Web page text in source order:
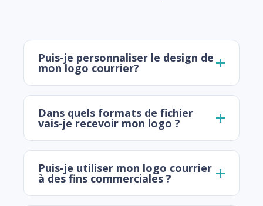
Puis-je personnaliser le design de
mon logo courrier?
Dans quels formats de fichier
vais-je recevoir mon logo ?
Puis-je utiliser mon logo courrier
à des fins commerciales ?